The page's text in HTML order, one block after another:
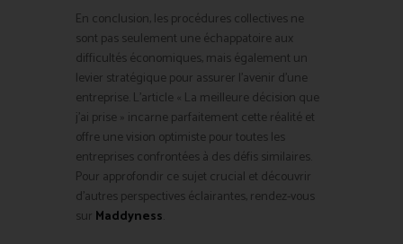
En conclusion, les procédures collectives ne
sont pas seulement une échappatoire aux
difficultés économiques, mais également un
levier stratégique pour assurer l’avenir d’une
entreprise. L’article « La meilleure décision que
j’ai prise » incarne parfaitement cette réalité et
offre une vision optimiste pour toutes les
entreprises confrontées à des défis similaires.
Pour approfondir ce sujet crucial et découvrir
d’autres perspectives éclairantes, rendez-vous
sur Maddyness